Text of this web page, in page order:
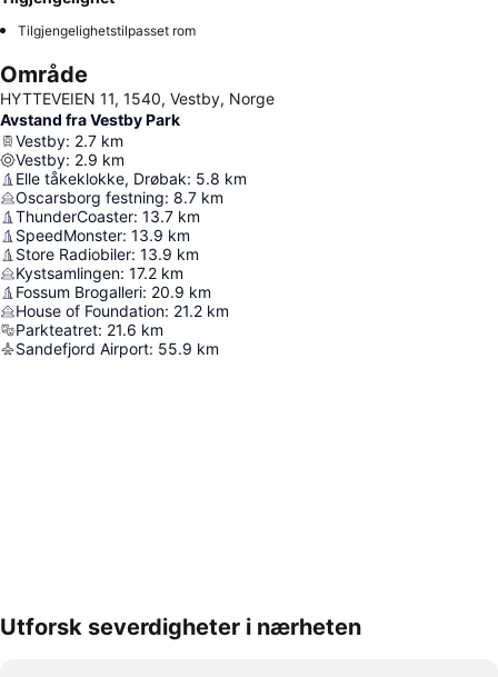
Tilgjengelighetstilpasset rom
Område
HYTTEVEIEN 11, 1540, Vestby, Norge
Avstand fra Vestby Park
Vestby: 2.7 km
Vestby: 2.9 km
Elle tåkeklokke, Drøbak: 5.8 km
Oscarsborg festning: 8.7 km
ThunderCoaster: 13.7 km
SpeedMonster: 13.9 km
Store Radiobiler: 13.9 km
Kystsamlingen: 17.2 km
Fossum Brogalleri: 20.9 km
House of Foundation: 21.2 km
Parkteatret: 21.6 km
Sandefjord Airport: 55.9 km
Utforsk severdigheter i nærheten